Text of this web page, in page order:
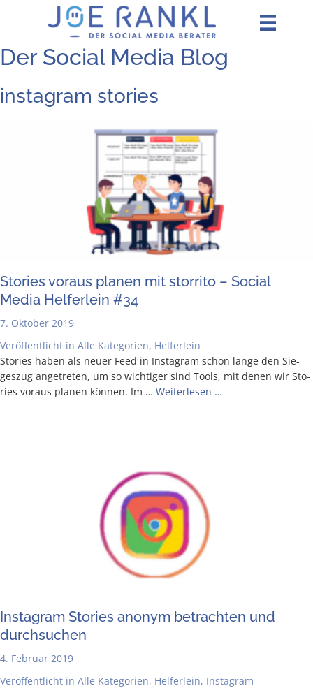
Der Social Media Blog
instagram stories
Sto­ries vor­aus pla­nen mit stor­ri­to – Social
Media Hel­fer­lein #34
7. Oktober 2019
Veröffentlicht in Alle Kategorien, Helferlein
Sto­ries haben als neu­er Feed in Insta­gram schon lan­ge den Sie­
ges­zug ange­tre­ten, um so wich­ti­ger sind Tools, mit denen wir Sto­
ries vor­aus pla­nen kön­nen. Im … Wei­ter­le­sen …
Insta­gram Sto­ries anonym betrach­ten und
durchsuchen
4. Februar 2019
Veröffentlicht in Alle Kategorien, Helferlein, Instagram